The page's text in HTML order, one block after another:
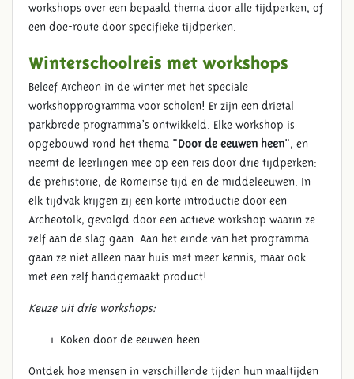
workshops over een bepaald thema door alle tijdperken, of
een doe-route door specifieke tijdperken.
Winterschoolreis met workshops
Beleef Archeon in de winter met het speciale
workshopprogramma voor scholen! Er zijn een drietal
parkbrede programma’s ontwikkeld. Elke workshop is
opgebouwd rond het thema "Door de eeuwen heen", en
neemt de leerlingen mee op een reis door drie tijdperken:
de prehistorie, de Romeinse tijd en de middeleeuwen. In
elk tijdvak krijgen zij een korte introductie door een
Archeotolk, gevolgd door een actieve workshop waarin ze
zelf aan de slag gaan. Aan het einde van het programma
gaan ze niet alleen naar huis met meer kennis, maar ook
met een zelf handgemaakt product!
Keuze uit drie workshops:
Koken door de eeuwen heen
Ontdek hoe mensen in verschillende tijden hun maaltijden